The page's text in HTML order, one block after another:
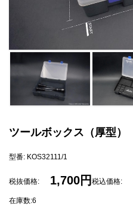
ツールボックス（厚型）
型番: KOS32111/1
税抜価格: 1,700円 税込価格:
在庫数:6